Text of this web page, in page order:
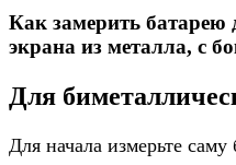
Как замерить батарею
экрана из металла, с
Для
Для начала измерьте саму